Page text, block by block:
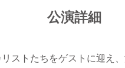
公演詳細
ストたちをゲストに迎え